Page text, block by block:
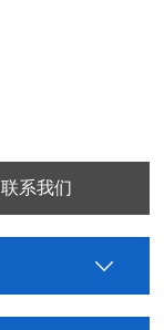
联系我们